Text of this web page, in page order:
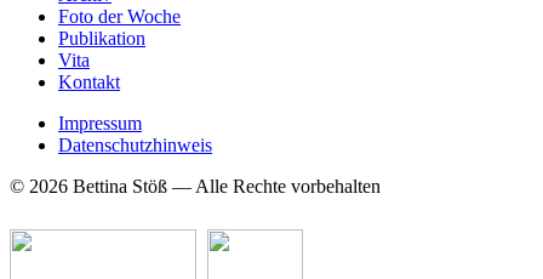
Foto der Woche
Publikation
Vita
Kontakt
Impressum
Datenschutzhinweis
© 2026 Bettina Stöß — Alle Rechte vorbehalten